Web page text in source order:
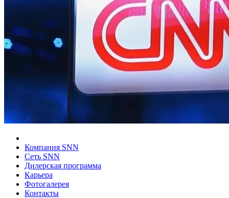
Компания SNN
Сеть SNN
Дилерская программа
Карьера
Фотогалерея
Контакты